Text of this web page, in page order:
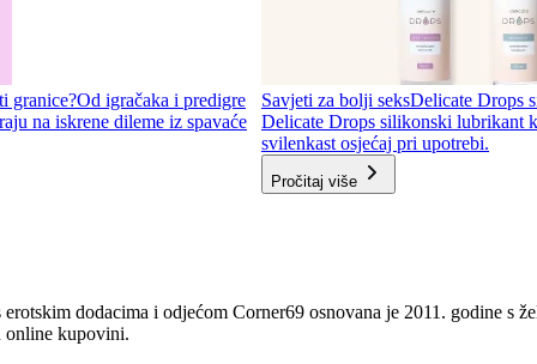
granice?Od igračaka i predigre
na iskrene dileme iz spavaće
Savjeti za bolji seksDelicate Drops
Delicate Drops silikonski lubrikant
svilenkast osjećaj pri upotrebi.
Pročitaj više
erotskim dodacima i odjećom Corner69 osnovana je 2011. godine s
online kupovini.